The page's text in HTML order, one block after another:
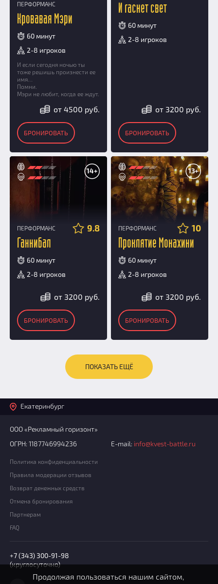
ПЕРФОРМАНС
Кровавая Мэри
60 минут
2-8 игроков
И если сегодня ночью ты
тоже решишь произнести ее
имя…
Помни.
Мэри не любит, когда ее ждут.
от 4500 руб.
БРОНИРОВАТЬ
И гаснет свет
60 минут
2-8 игроков
от 3200 руб.
БРОНИРОВАТЬ
14+
ПЕРФОРМАНС 9.8
Ганнибал
60 минут
2-8 игроков
от 3200 руб.
БРОНИРОВАТЬ
13+
ПЕРФОРМАНС 10
Проклятие Монахини
60 минут
2-8 игроков
от 3200 руб.
БРОНИРОВАТЬ
ПОКАЗАТЬ ЕЩЁ
Екатеринбург
ООО «Рекламный горизонт»
ОГРН: 1187746994236
E-mail: info@kvest-battle.ru
Политика конфиденциальности
Правила модерации отзывов
Возврат денежных средств
Отмена бронирования
Партнерам
FAQ
+7 (343) 300-91-98
(круглосуточно)
Продолжая пользоваться нашим сайтом,